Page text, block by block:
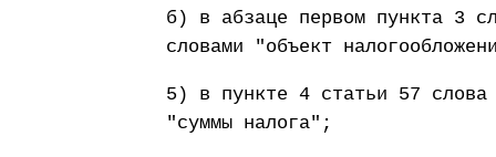
б) в абзаце первом пункта 3
словами "объект
5) в пункте 4 статьи 57 слова
"суммы налога";